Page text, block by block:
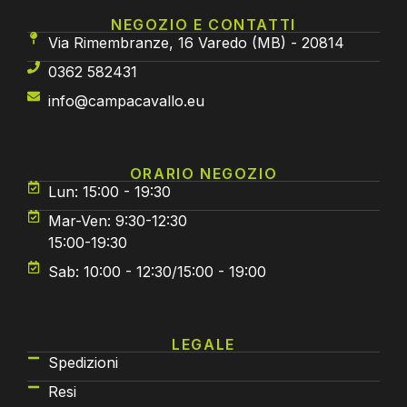
NEGOZIO E CONTATTI
Via Rimembranze, 16 Varedo (MB) - 20814
0362 582431
info@campacavallo.eu
ORARIO NEGOZIO
Lun: 15:00 - 19:30
Mar-Ven: 9:30-12:30
15:00-19:30
Sab: 10:00 - 12:30/15:00 - 19:00
LEGALE
Spedizioni
Resi